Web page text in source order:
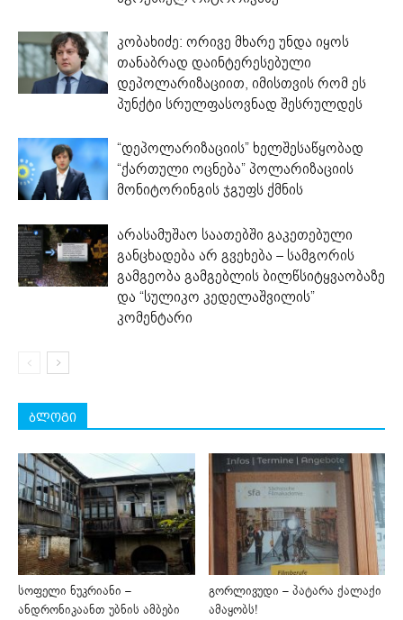
კობახიძე: ორივე მხარე უნდა იყოს
თანაბრად დაინტერესებული
დეპოლარიზაციით, იმისთვის რომ ეს
პუნქტი სრულფასოვნად შესრულდეს
“დეპოლარიზაციის” ხელშესაწყობად
“ქართული ოცნება” პოლარიზაციის
მონიტორინგის ჯგუფს ქმნის
არასამუშაო საათებში გაკეთებული
განცხადება არ გვეხება – სამგორის
გამგეობა გამგებლის ბილწსიტყვაობაზე
და “სულიკო კედელაშვილის”
კომენტარი
ბლოგი
სოფელი ნუკრიანი –
ანდრონიკაანთ უბნის ამბები
გორლივუდი – პატარა ქალაქი
ამაყობს!